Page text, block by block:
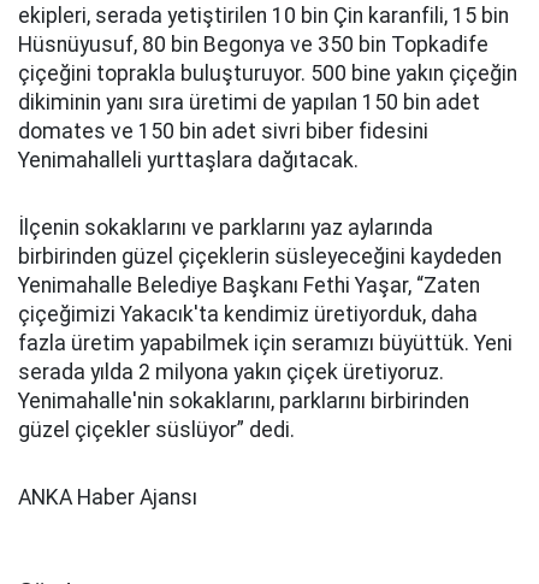
ekipleri, serada yetiştirilen 10 bin Çin karanfili, 15 bin
Hüsnüyusuf, 80 bin Begonya ve 350 bin Topkadife
çiçeğini toprakla buluşturuyor. 500 bine yakın çiçeğin
dikiminin yanı sıra üretimi de yapılan 150 bin adet
domates ve 150 bin adet sivri biber fidesini
Yenimahalleli yurttaşlara dağıtacak.
İlçenin sokaklarını ve parklarını yaz aylarında
birbirinden güzel çiçeklerin süsleyeceğini kaydeden
Yenimahalle Belediye Başkanı Fethi Yaşar, “Zaten
çiçeğimizi Yakacık'ta kendimiz üretiyorduk, daha
fazla üretim yapabilmek için seramızı büyüttük. Yeni
serada yılda 2 milyona yakın çiçek üretiyoruz.
Yenimahalle'nin sokaklarını, parklarını birbirinden
güzel çiçekler süslüyor” dedi.
ANKA Haber Ajansı